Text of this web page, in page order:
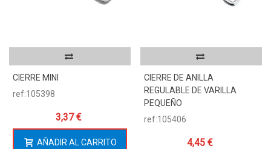
CIERRE MINI
ref:105398
3,37 €
AÑADIR AL CARRITO
CIERRE DE ANILLA
REGULABLE DE VARILLA
PEQUEÑO
ref:105406
4,45 €